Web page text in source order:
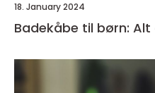
18. January 2024
Badekåbe til børn: